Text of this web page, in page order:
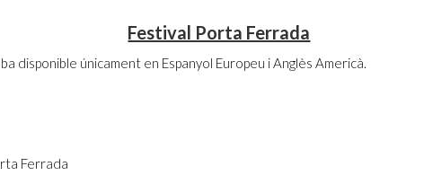
Festival Porta Ferrada
disponible únicament en Espanyol Europeu i Anglès Americà.
Ferrada